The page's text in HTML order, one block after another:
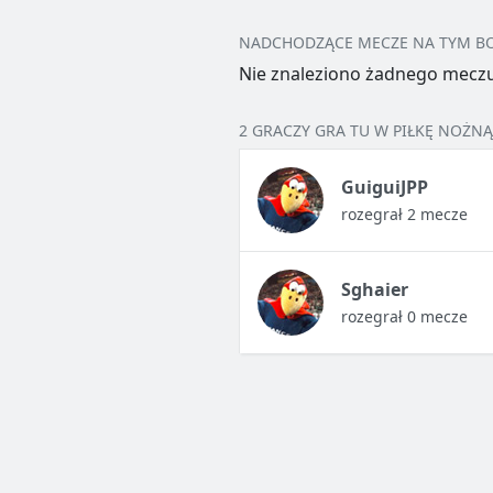
NADCHODZĄCE MECZE NA TYM
Nie znaleziono żadnego
2 GRACZY GRA TU W PIŁKĘ NOŻNĄ
GuiguiJPP
rozegrał 2 mecze
Sghaier
rozegrał 0 mecze